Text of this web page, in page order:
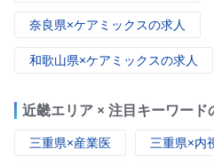
奈良県×ケアミックスの求人
和歌山県×ケアミックスの求人
近畿エリア × 注目キーワード
三重県×産業医 三重県×内